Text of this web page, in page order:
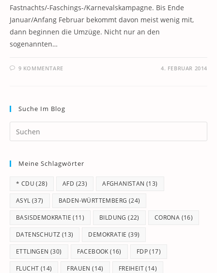
Fastnachts/-Faschings-/Karnevalskampagne. Bis Ende
Januar/Anfang Februar bekommt davon meist wenig mit,
dann beginnen die Umzüge. Nicht nur an den
sogenannten…
9 KOMMENTARE 4. FEBRUAR 2014
Suche Im Blog
Meine Schlagwörter
* CDU (28) AFD (23) AFGHANISTAN (13)
ASYL (37) BADEN-WÜRTTEMBERG (24)
BASISDEMOKRATIE (11) BILDUNG (22) CORONA (16)
DATENSCHUTZ (13) DEMOKRATIE (39)
ETTLINGEN (30) FACEBOOK (16) FDP(17)
FLUCHT (14) FRAUEN (14) FREIHEIT(14)